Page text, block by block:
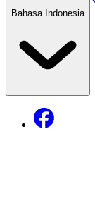
Bahasa Indonesia
Facebook